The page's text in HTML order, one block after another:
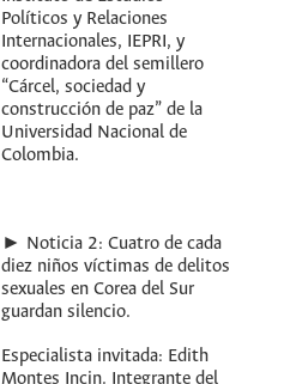
Políticos y Relaciones
Internacionales, IEPRI, y
coordinadora del semillero
“Cárcel, sociedad y
construcción de paz” de la
Universidad Nacional de
Colombia.
► Noticia 2: Cuatro de cada
diez niños víctimas de delitos
sexuales en Corea del Sur
guardan silencio.
Especialista invitada: Edith
Montes Incin. Integrante del